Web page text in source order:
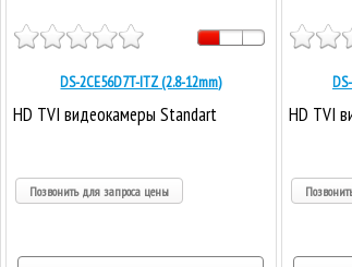
DS-2CE56D7T-ITZ (2.8-12mm)
HD TVI видеокамеры Standart
Позвонить для запроса цены
HD TVI